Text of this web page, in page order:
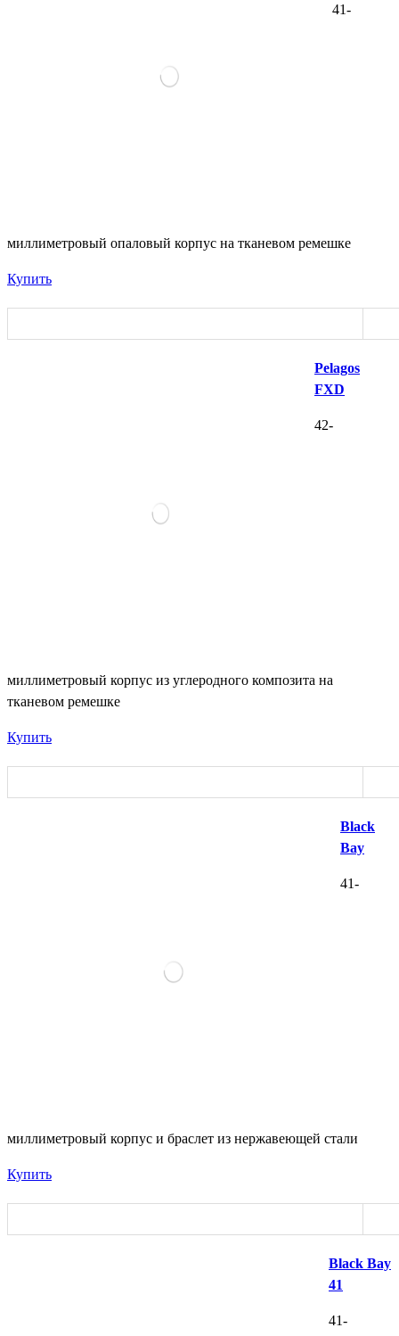
41-
миллиметровый опаловый корпус на тканевом ремешке
Купить
Pelagos
FXD
42-
миллиметровый корпус из углеродного композита на
тканевом ремешке
Купить
Black
Bay
41-
миллиметровый корпус и браслет из нержавеющей стали
Купить
Black Bay
41
41-